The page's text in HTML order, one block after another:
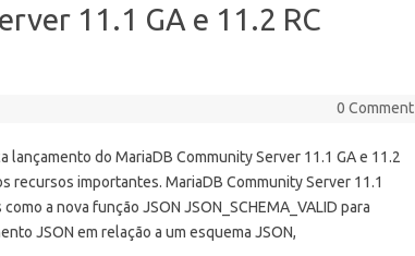
11.1 GA e 11.2 RC
0 Comment
lançamento do MariaDB Community Server 11.1 GA e 11.2
recursos importantes. MariaDB Community Server 11.1
a nova função JSON JSON_SCHEMA_VALID para
JSON em relação a um esquema JSON,